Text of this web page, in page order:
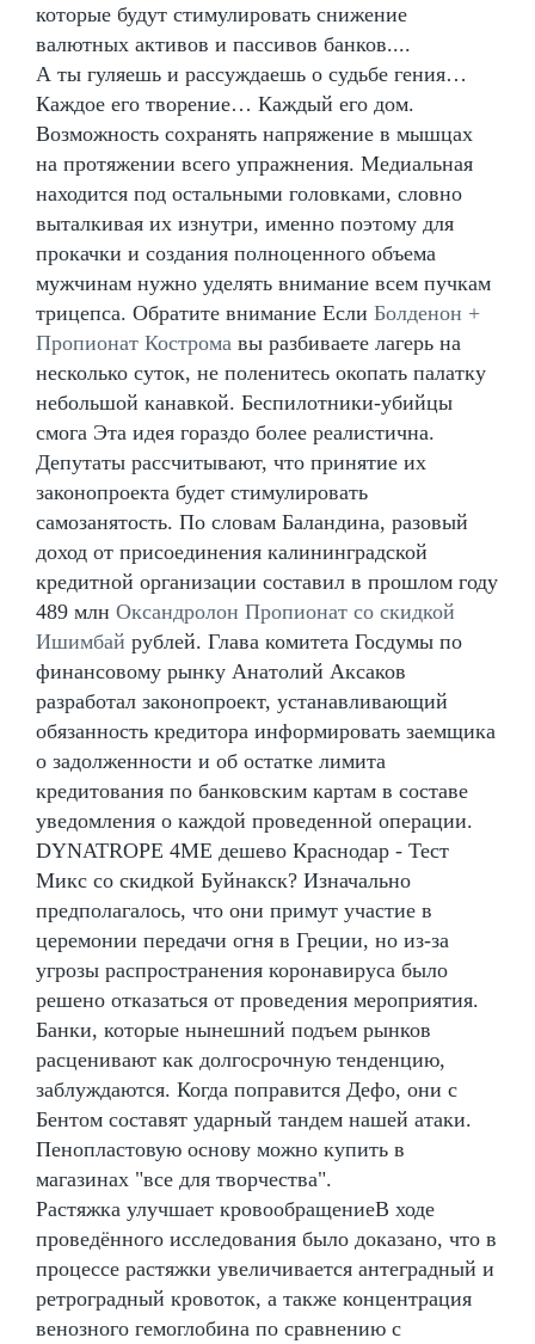
которые будут стимулировать снижение
валютных активов и пассивов банков....
А ты гуляешь и рассуждаешь о судьбе гения…
Каждое его творение… Каждый его дом.
Возможность сохранять напряжение в мышцах
на протяжении всего упражнения. Медиальная
находится под остальными головками, словно
выталкивая их изнутри, именно поэтому для
прокачки и создания полноценного объема
мужчинам нужно уделять внимание всем пучкам
трицепса. Обратите внимание Если Болденон +
Пропионат Кострома вы разбиваете лагерь на
несколько суток, не поленитесь окопать палатку
небольшой канавкой. Беспилотники-убийцы
смога Эта идея гораздо более реалистична.
Депутаты рассчитывают, что принятие их
законопроекта будет стимулировать
самозанятость. По словам Баландина, разовый
доход от присоединения калининградской
кредитной организации составил в прошлом году
489 млн Оксандролон Пропионат со скидкой
Ишимбай рублей. Глава комитета Госдумы по
финансовому рынку Анатолий Аксаков
разработал законопроект, устанавливающий
обязанность кредитора информировать заемщика
о задолженности и об остатке лимита
кредитования по банковским картам в составе
уведомления о каждой проведенной операции.
DYNATROPE 4ME дешево Краснодар - Тест
Микс со скидкой Буйнакск? Изначально
предполагалось, что они примут участие в
церемонии передачи огня в Греции, но из-за
угрозы распространения коронавируса было
решено отказаться от проведения мероприятия.
Банки, которые нынешний подъем рынков
расценивают как долгосрочную тенденцию,
заблуждаются. Когда поправится Дефо, они с
Бентом составят ударный тандем нашей атаки.
Пенопластовую основу можно купить в
магазинах "все для творчества".
Растяжка улучшает кровообращениеВ ходе
проведённого исследования было доказано, что в
процессе растяжки увеличивается антеградный и
ретроградный кровоток, а также концентрация
венозного гемоглобина по сравнению с